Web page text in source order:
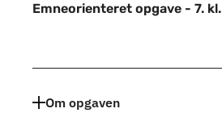
Emneorienteret opgave - 7. kl.
Om opgaven